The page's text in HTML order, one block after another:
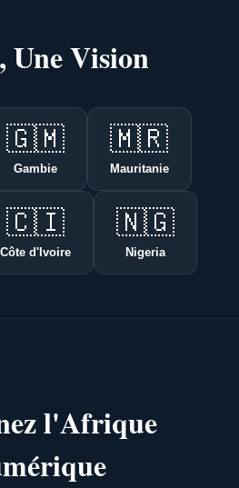
Une Vision
🇬🇲
Gambie
🇲🇷
Mauritanie
🇨🇮
Côte d'Ivoire
🇳🇬
Nigeria
l'Afrique